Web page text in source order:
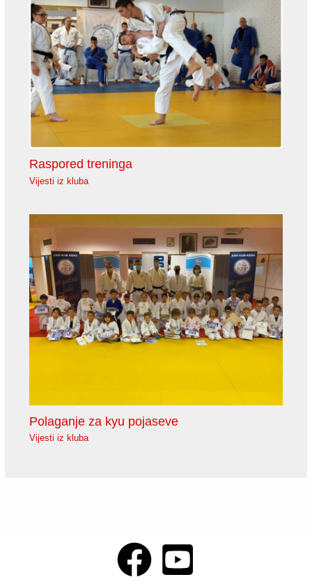
Raspored treninga
Vijesti iz kluba
Polaganje za kyu pojaseve
Vijesti iz kluba